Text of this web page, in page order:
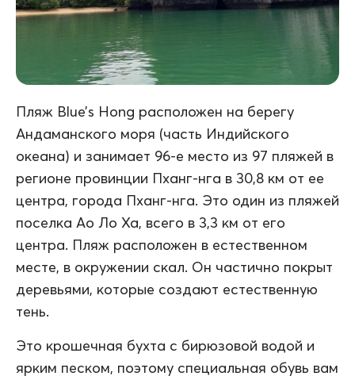
Пляж Blue’s Hong расположен на берегу
Андаманского моря (часть Индийского
океана) и занимает 96-е место из 97 пляжей в
регионе провинции Пханг-нга в 30,8 км от ее
центра, города Пханг-нга. Это один из пляжей
поселка Ао Ло Ха, всего в 3,3 км от его
центра. Пляж расположен в естественном
месте, в окружении скал. Он частично покрыт
деревьями, которые создают естественную
тень.
Это крошечная бухта с бирюзовой водой и
ярким песком, поэтому специальная обувь вам